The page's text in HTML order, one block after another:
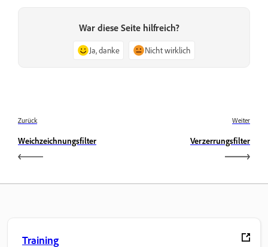
War diese Seite hilfreich?
Ja, danke Nicht wirklich
Zurück
Weichzeichnungsfilter
Weiter
Verzerrungsfilter
Training